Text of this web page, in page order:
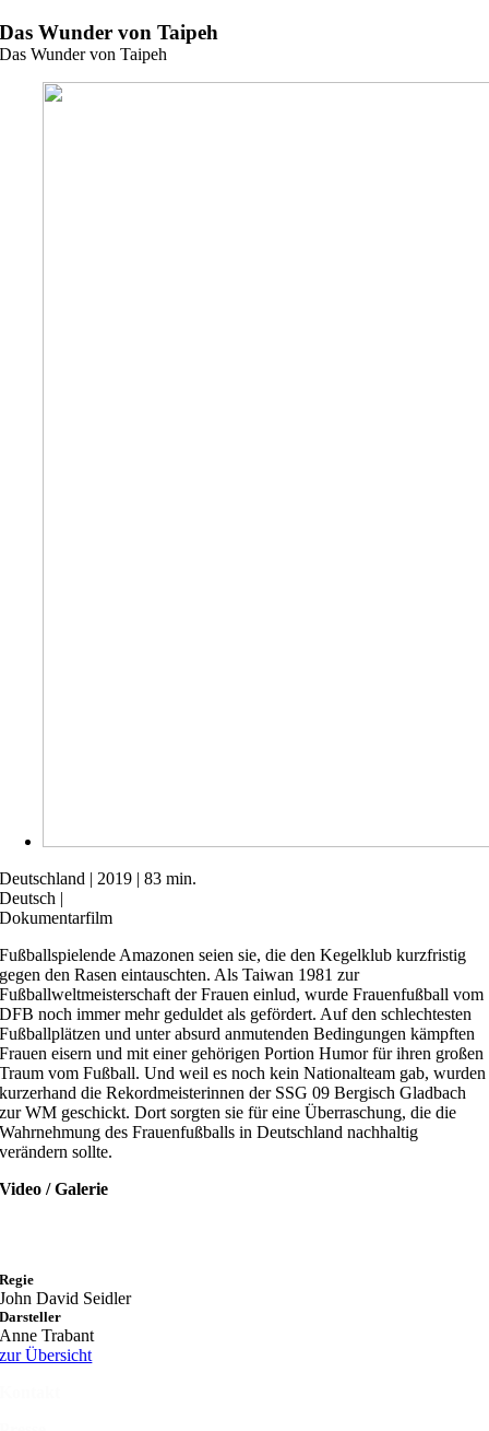
Zum
Inhalt
Das Wunder von Taipeh
Das Wunder von Taipeh
Deutschland | 2019 | 83 min.
Deutsch |
Dokumentarfilm
Fußballspielende Amazonen seien sie, die den Kegelklub kurzfristig
gegen den Rasen eintauschten. Als Taiwan 1981 zur
Fußballweltmeisterschaft der Frauen einlud, wurde Frauenfußball vom
DFB noch immer mehr geduldet als gefördert. Auf den schlechtesten
Fußballplätzen und unter absurd anmutenden Bedingungen kämpften
Frauen eisern und mit einer gehörigen Portion Humor für ihren großen
Traum vom Fußball. Und weil es noch kein Nationalteam gab, wurden
kurzerhand die Rekordmeisterinnen der SSG 09 Bergisch Gladbach
zur WM geschickt. Dort sorgten sie für eine Überraschung, die die
Wahrnehmung des Frauenfußballs in Deutschland nachhaltig
verändern sollte.
Video / Galerie
Regie
John David Seidler
Darsteller
Anne Trabant
zur Übersicht